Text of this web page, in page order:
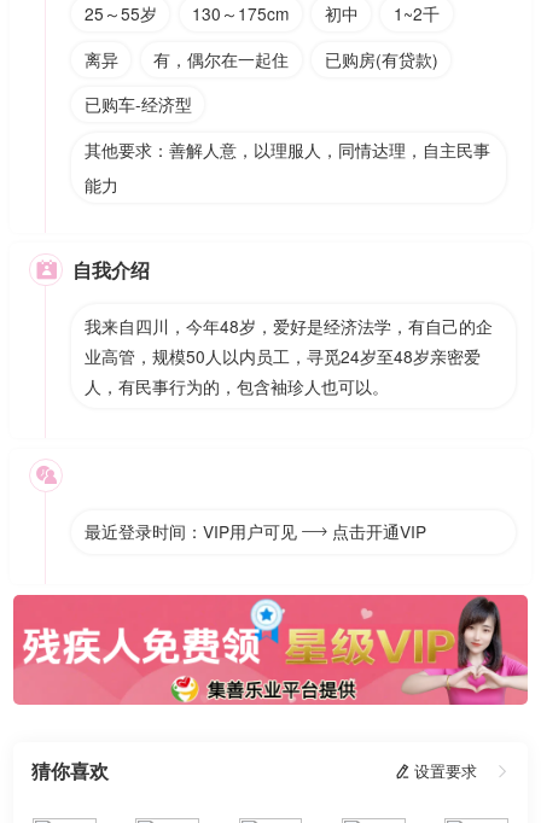
25～55岁 130～175cm 初中
1~2千
离异
有，偶尔在一起住
已购房(有贷款)
已购车-经济型
其他要求：善解人意，以理服人，同情达理，自主民事
能力
 自我介绍
我来自四川，今年48岁，爱好是经济法学，有自己的企
业高管，规模50人以内员工，寻觅24岁至48岁亲密爱
人，有民事行为的，包含袖珍人也可以。

最近登录时间：VIP用户可见  点击开通VIP
猜你喜欢  设置要求 